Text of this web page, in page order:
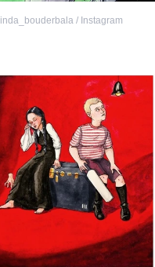
linda_bouderbala / Instagram